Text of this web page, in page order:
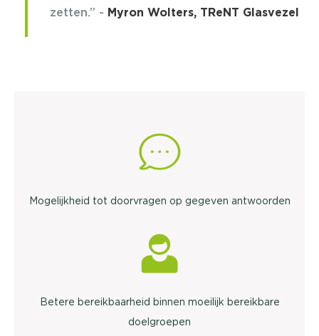
zetten.” - Myron Wolters, TReNT Glasvezel
Mogelijkheid tot doorvragen op gegeven antwoorden
Betere bereikbaarheid binnen moeilijk bereikbare
doelgroepen